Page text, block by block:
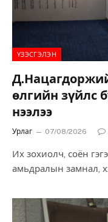
ҮЗЭСГЭЛЭН
өлгийн зүйлс
нээлээ
Урлаг 07/08/2026
Их зохиолч, соён
амьдралын замнал,
хүмүүн